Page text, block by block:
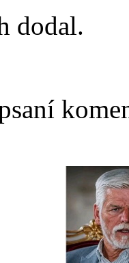
dodal.